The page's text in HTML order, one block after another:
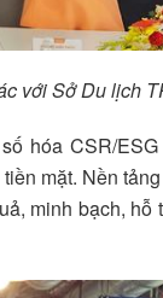
với Sở Du lịch
hóa CSR/
mặt. Nền
minh bạch,